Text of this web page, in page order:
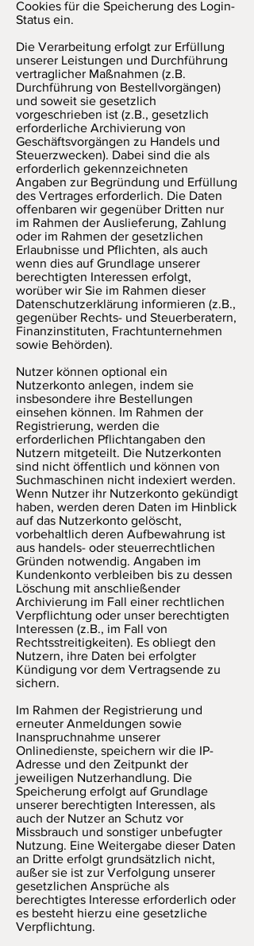
Cookies für die Speicherung des Login-
Status ein.
Die Verarbeitung erfolgt zur Erfüllung
unserer Leistungen und Durchführung
vertraglicher Maßnahmen (z.B.
Durchführung von Bestellvorgängen)
und soweit sie gesetzlich
vorgeschrieben ist (z.B., gesetzlich
erforderliche Archivierung von
Geschäftsvorgängen zu Handels und
Steuerzwecken). Dabei sind die als
erforderlich gekennzeichneten
Angaben zur Begründung und Erfüllung
des Vertrages erforderlich. Die Daten
offenbaren wir gegenüber Dritten nur
im Rahmen der Auslieferung, Zahlung
oder im Rahmen der gesetzlichen
Erlaubnisse und Pflichten, als auch
wenn dies auf Grundlage unserer
berechtigten Interessen erfolgt,
worüber wir Sie im Rahmen dieser
Datenschutzerklärung informieren (z.B.,
gegenüber Rechts- und Steuerberatern,
Finanzinstituten, Frachtunternehmen
sowie Behörden).
Nutzer können optional ein
Nutzerkonto anlegen, indem sie
insbesondere ihre Bestellungen
einsehen können. Im Rahmen der
Registrierung, werden die
erforderlichen Pflichtangaben den
Nutzern mitgeteilt. Die Nutzerkonten
sind nicht öffentlich und können von
Suchmaschinen nicht indexiert werden.
Wenn Nutzer ihr Nutzerkonto gekündigt
haben, werden deren Daten im Hinblick
auf das Nutzerkonto gelöscht,
vorbehaltlich deren Aufbewahrung ist
aus handels- oder steuerrechtlichen
Gründen notwendig. Angaben im
Kundenkonto verbleiben bis zu dessen
Löschung mit anschließender
Archivierung im Fall einer rechtlichen
Verpflichtung oder unser berechtigten
Interessen (z.B., im Fall von
Rechtsstreitigkeiten). Es obliegt den
Nutzern, ihre Daten bei erfolgter
Kündigung vor dem Vertragsende zu
sichern.
Im Rahmen der Registrierung und
erneuter Anmeldungen sowie
Inanspruchnahme unserer
Onlinedienste, speichern wir die IP-
Adresse und den Zeitpunkt der
jeweiligen Nutzerhandlung. Die
Speicherung erfolgt auf Grundlage
unserer berechtigten Interessen, als
auch der Nutzer an Schutz vor
Missbrauch und sonstiger unbefugter
Nutzung. Eine Weitergabe dieser Daten
an Dritte erfolgt grundsätzlich nicht,
außer sie ist zur Verfolgung unserer
gesetzlichen Ansprüche als
berechtigtes Interesse erforderlich oder
es besteht hierzu eine gesetzliche
Verpflichtung.